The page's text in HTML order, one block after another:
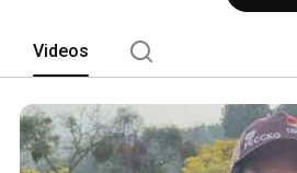
Videos